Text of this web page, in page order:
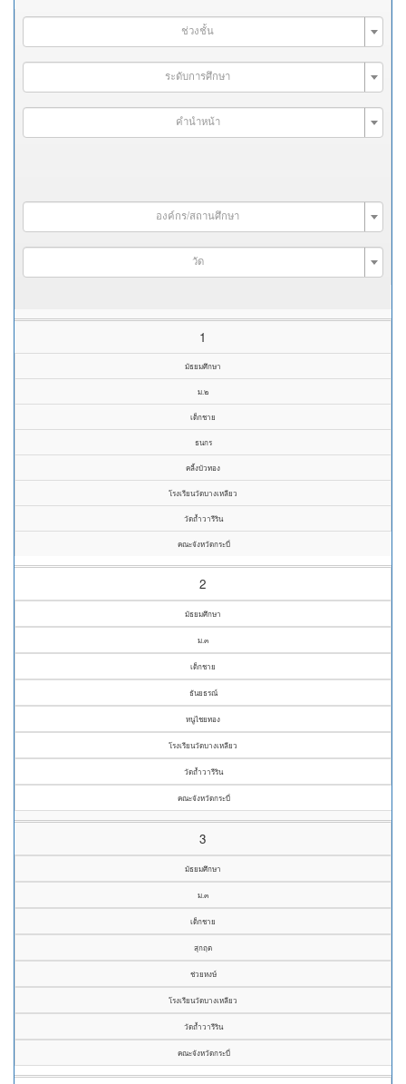
ช่วงชั้น
ระดับการศึกษา
คำนำหน้า
องค์กร/สถานศึกษา
วัด
1
มัธยมศึกษา
ม.๒
เด็กชาย
ธนกร
คลิ้งบัวทอง
โรงเรียนวัดบางเหลียว
วัดถ้ำวารีริน
คณะจังหวัดกระบี่
2
มัธยมศึกษา
ม.๓
เด็กชาย
ธันยธรณ์
หนูไชยทอง
โรงเรียนวัดบางเหลียว
วัดถ้ำวารีริน
คณะจังหวัดกระบี่
3
มัธยมศึกษา
ม.๓
เด็กชาย
สุกฤต
ช่วยหงษ์
โรงเรียนวัดบางเหลียว
วัดถ้ำวารีริน
คณะจังหวัดกระบี่